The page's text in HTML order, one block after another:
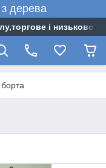
з дерева
і